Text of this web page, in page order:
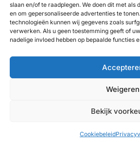
slaan en/of te raadplegen. We doen dit met als
en om gepersonaliseerde advertenties te
technologieën kunnen wij gegevens zoals
verwerken. Als u geen toestemming geeft of
nadelige invloed hebben op bepaalde functies
Weigeren
Bekijk
Cookiebeleid